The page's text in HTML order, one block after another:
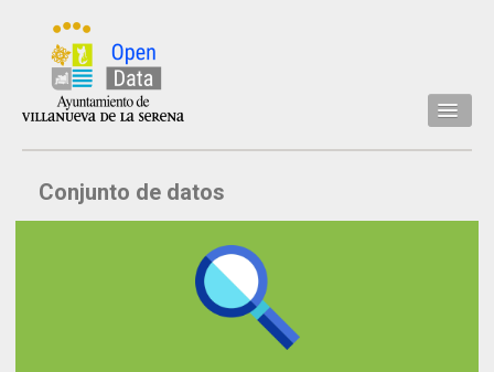
Inicio
Datos
Conjunto de datos